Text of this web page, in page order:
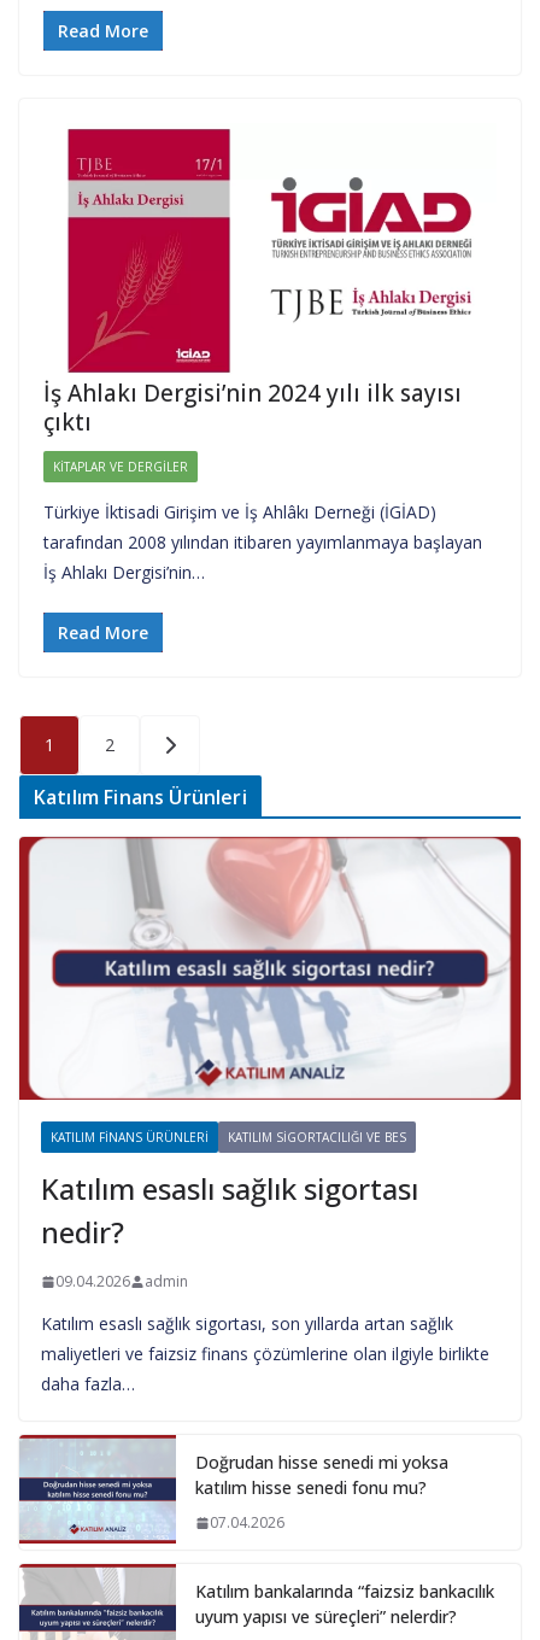
Read More
İş Ahlakı Dergisi’nin 2024 yılı ilk sayısı
çıktı
KITAPLAR VE DERGILER
Türkiye İktisadi Girişim ve İş Ahlâkı Derneği (İGİAD)
tarafından 2008 yılından itibaren yayımlanmaya başlayan
İş Ahlakı Dergisi’nin…
Read More
Yazı
sayfalaması
1 2
Katılım Finans Ürünleri
KATILIM FINANS ÜRÜNLERI KATILIM SIGORTACILIĞI VE BES
Katılım esaslı sağlık sigortası
nedir?
09.04.2026 admin
Katılım esaslı sağlık sigortası, son yıllarda artan sağlık
maliyetleri ve faizsiz finans çözümlerine olan ilgiyle birlikte
daha fazla…
Doğrudan hisse senedi mi yoksa
katılım hisse senedi fonu mu?
07.04.2026
Katılım bankalarında “faizsiz bankacılık
uyum yapısı ve süreçleri” nelerdir?